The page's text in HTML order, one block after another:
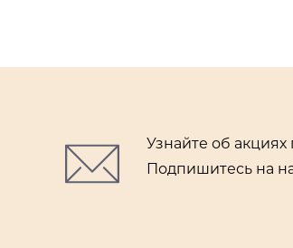
Узнайте об
Подпишитесь на